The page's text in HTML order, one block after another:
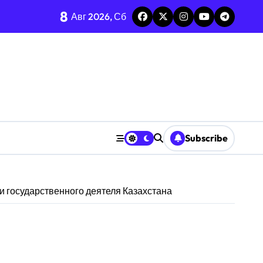
8 Авг 2026, Сб
Subscribe
деятеля Казахстана